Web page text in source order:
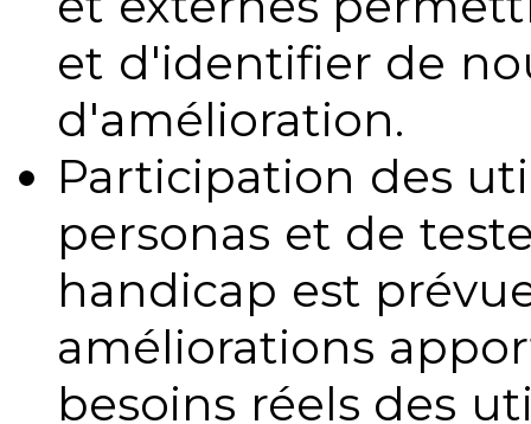
et d'identifier de
d'amélioration.
Participation des
personas et de
handicap est
améliorations
besoins réels des